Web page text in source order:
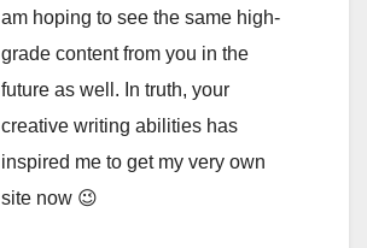
am hoping to see the same high-
grade content from you in the
future as well. In truth, your
creative writing abilities has
inspired me to get my very own
site now 😉